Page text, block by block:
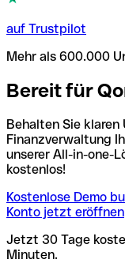
auf Trustpilot
Mehr als 600.000
Bereit für
Behalten Sie
Finanzverwaltung
unserer All-in-one-
kostenlos!
Kostenlose Demo
Konto jetzt eröffnen
Jetzt 30 Tage
Minuten.